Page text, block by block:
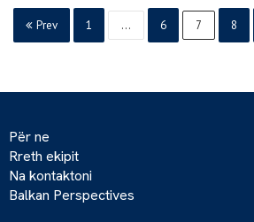
Prev 1 … 6 7 8
Për ne
Rreth ekipit
Na kontaktoni
Balkan Perspectives